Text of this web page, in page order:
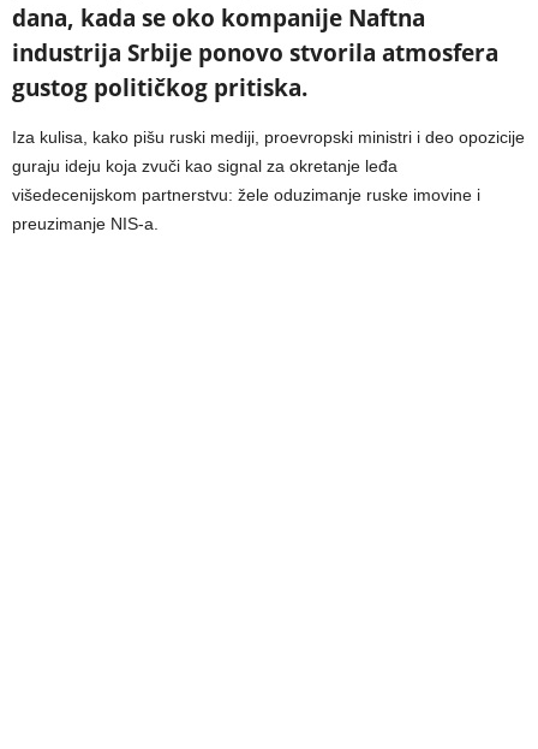
dana, kada se oko kompanije Naftna
industrija Srbije ponovo stvorila atmosfera
gustog političkog pritiska.
Iza kulisa, kako pišu ruski mediji, proevropski ministri i deo opozicije
guraju ideju koja zvuči kao signal za okretanje leđa
višedecenijskom partnerstvu: žele oduzimanje ruske imovine i
preuzimanje NIS-a.